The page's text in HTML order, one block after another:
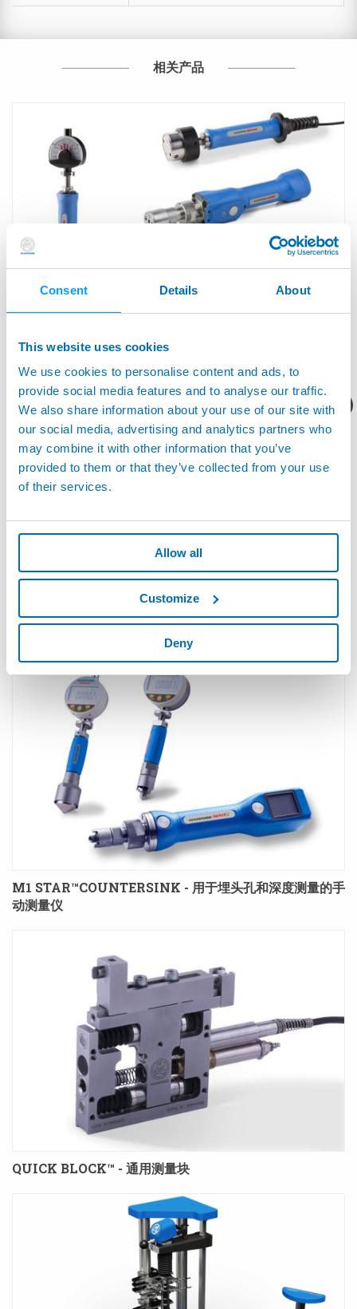
Consent Details About
This website uses cookies
We use cookies to personalise content and ads, to
provide social media features and to analyse our traffic.
We also share information about your use of our site with
our social media, advertising and analytics partners who
may combine it with other information that you’ve
provided to them or that they’ve collected from your use
of their services.
Allow all
Customize
Deny
相关产品
M1 STAR™ - 内径测量用手动测量仪
M1 STAR™ OD - M3 STAR™ - M4 - M4 STAR™ -
QUICKSNAP™ - 手动测量外径检具
M1 STAR™COUNTERSINK - 用于埋头孔和深度测量的手
动测量仪
QUICK BLOCK™ - 通用测量块
您想要了解什么呢？
产品资料/技术报价？